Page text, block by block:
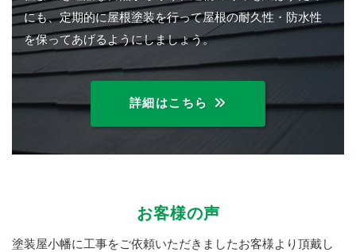
にも、定期的に屋根塗装を行って屋根の耐久性・防水性
を保ってあげるようにしましょう。
詳細はこちら
お客様の声
塗装屋小幡に工事をご依頼いただきましたお客様より頂戴し